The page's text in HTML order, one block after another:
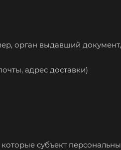
орган выдавший
адрес доставки)
субъект